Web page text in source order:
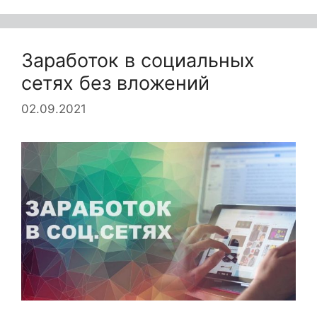
Заработок в социальных
сетях без вложений
02.09.2021